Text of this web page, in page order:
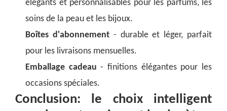
élégants et personnalisables pour les parfums, les
soins de la peau et les bijoux.
Boîtes d'abonnement - durable et léger, parfait
pour les livraisons mensuelles.
Emballage cadeau- finitions élégantes pour les
occasions spéciales.
Conclusion: le choix intelligent